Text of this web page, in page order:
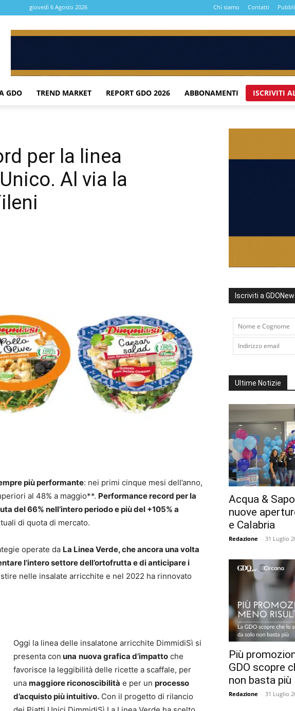
giovedì 6 Agosto 2026 Chi siamo Contatti
GDO TREND MARKET REPORT GDO 2026 ABBONAMENTI ISCRIVITI
per la linea
Al via la
più performante: nei primi cinque mesi dell’anno,
al 48% a maggio**. Performance record per la
del 66% nell’intero periodo e più del +105% a
di quota di mercato.
operate da La Linea Verde, che ancora una volta
l’intero settore dell’ortofrutta e di anticipare i
nelle insalate arricchite e nel 2022 ha rinnovato
Oggi la linea delle insalatone arricchite DimmidiSì si
presenta con una nuova grafica d’impatto che
favorisce la leggibilità delle ricette a scaffale, per
una maggiore riconoscibilità e per un processo
d’acquisto più intuitivo. Con il progetto di rilancio
Iscriviti a
Ultime Notizie
Acqua &
nuove
e Calabria
Redazione - 31 Luglio
Più
GDO scopre
non basta più
Redazione - 31 Luglio